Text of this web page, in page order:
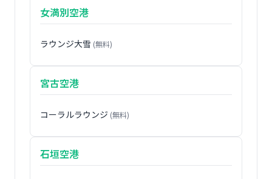
女満別空港
ラウンジ大雪 (無料)
宮古空港
コーラルラウンジ (無料)
石垣空港